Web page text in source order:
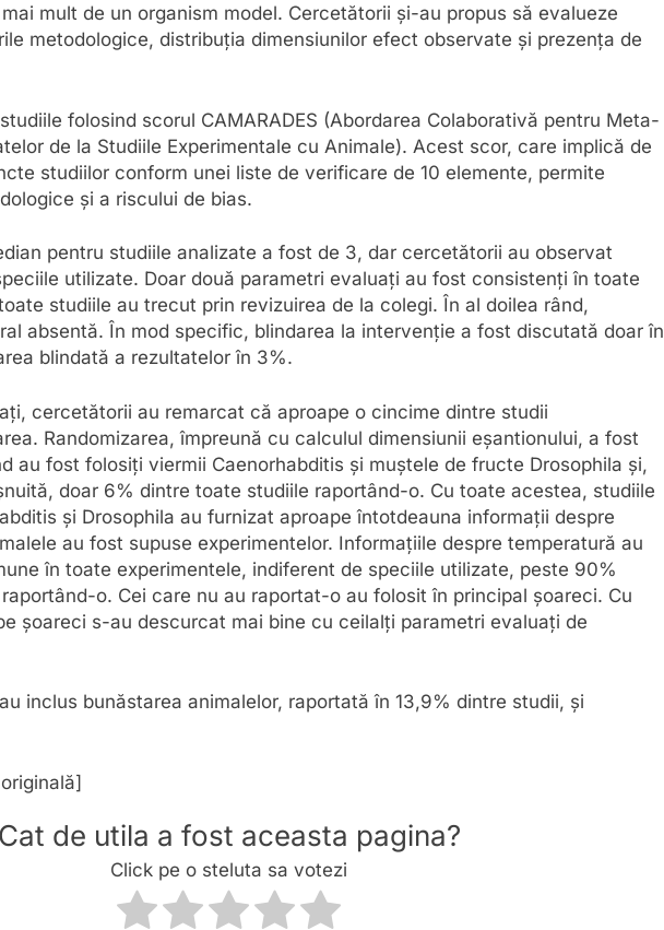
mult de un organism model. Cercetătorii și-au propus să evalueze
metodologice, distribuția dimensiunilor efect observate și prezența de
folosind scorul CAMARADES (Abordarea Colaborativă pentru Meta-
de la Studiile Experimentale cu Animale). Acest scor, care implică de
studiilor conform unei liste de verificare de 10 elemente, permite
și a riscului de bias.
pentru studiile analizate a fost de 3, dar cercetătorii au observat
utilizate. Doar două parametri evaluați au fost consistenți în toate
studiile au trecut prin revizuirea de la colegi. În al doilea rând,
absentă. În mod specific, blindarea la intervenție a fost discutată doar în
blindată a rezultatelor în 3%.
cercetătorii au remarcat că aproape o cincime dintre studii
Randomizarea, împreună cu calculul dimensiunii eșantionului, a fost
au fost folosiți viermii Caenorhabditis și muștele de fructe Drosophila și,
doar 6% dintre toate studiile raportând-o. Cu toate acestea, studiile
și Drosophila au furnizat aproape întotdeauna informații despre
au fost supuse experimentelor. Informațiile despre temperatură au
în toate experimentele, indiferent de speciile utilizate, peste 90%
o. Cei care nu au raportat-o au folosit în principal șoareci. Cu
șoareci s-au descurcat mai bine cu ceilalți parametri evaluați de
inclus bunăstarea animalelor, raportată în 13,9% dintre studii, și
Cat de utila a fost aceasta pagina?
Click pe o steluta sa votezi